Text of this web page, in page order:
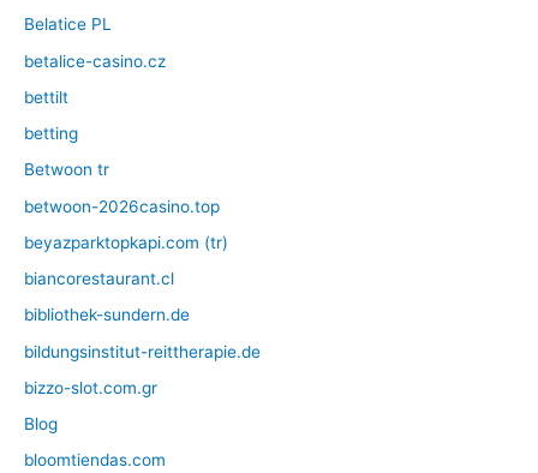
Belatice PL
betalice-casino.cz
bettilt
betting
Betwoon tr
betwoon-2026casino.top
beyazparktopkapi.com (tr)
biancorestaurant.cl
bibliothek-sundern.de
bildungsinstitut-reittherapie.de
bizzo-slot.com.gr
Blog
bloomtiendas.com